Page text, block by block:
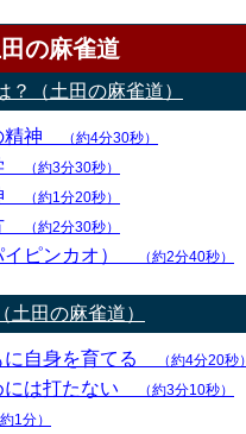
の麻雀道
？（土田の麻雀道）
精神 （約4分30秒）
（約3分30秒）
（約1分20秒）
（約2分30秒）
イピンカオ） （約2分40秒）
土田の麻雀道）
に自身を育てる （約4分20秒）
には打たない （約3分10秒）
約1分）